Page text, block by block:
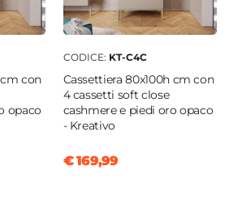
cm con
opaco
CODICE: KT-C4C
Cassettiera 80x100h cm con
4 cassetti soft close
cashmere e piedi oro opaco
- Kreativo
€ 169,99